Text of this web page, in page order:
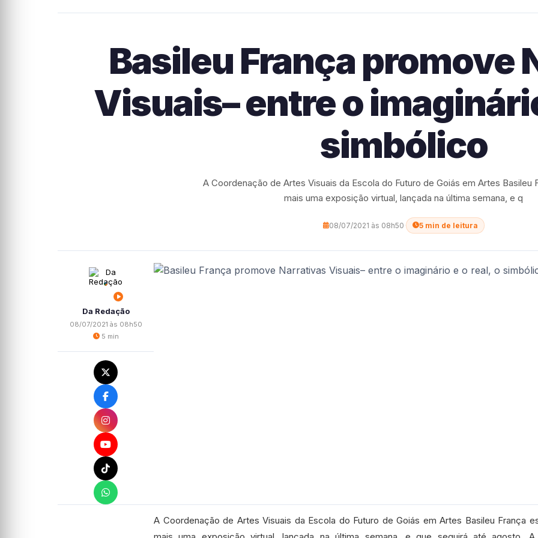
Basileu França promove
Visuais– entre o
simbólico
A Coordenação de Artes Visuais da Escola do Futuro de Goiás em Artes Basileu
mais uma exposição virtual, lançada na última semana, e q
08/07/2021 às 08h50· 5 min de leitura
Da Redação
08/07/2021 às 08h50
5 min
A Coordenação de Artes Visuais da Escola do Futuro de Goiás em Artes Basileu França